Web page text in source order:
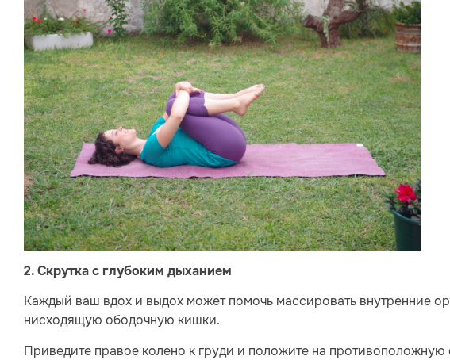
2. Скрутка с глубоким дыханием
Каждый ваш вдох и выдох может помочь массировать внутренние
нисходящую ободочную кишки.
Приведите правое колено к груди и положите на противоположную